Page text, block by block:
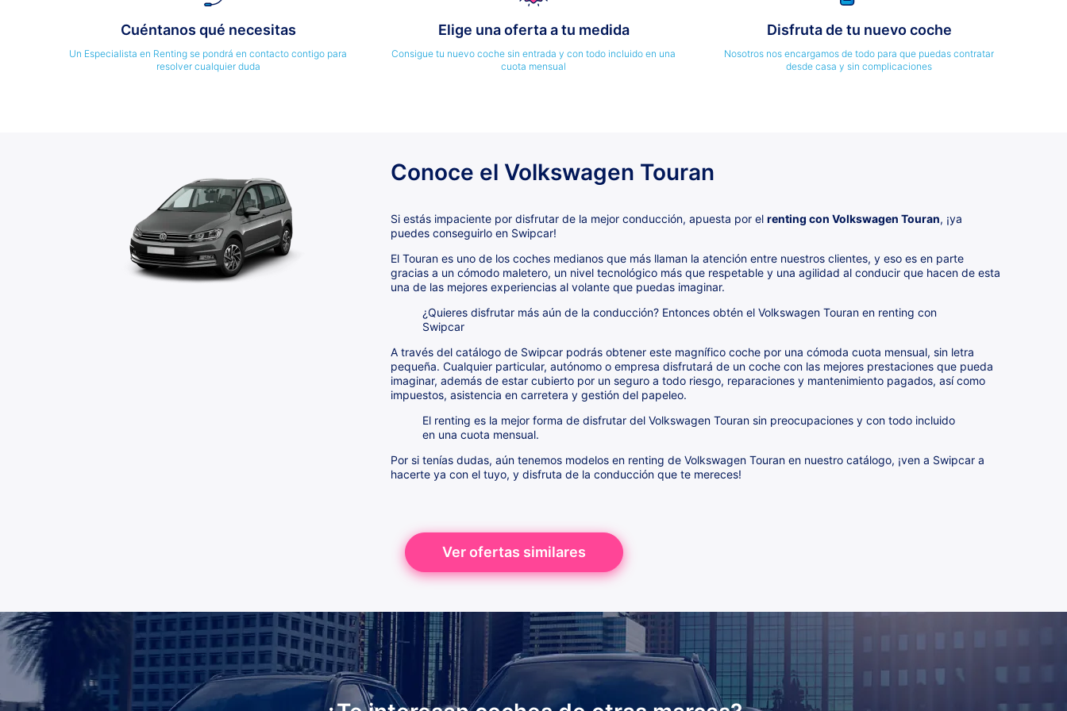
Cuéntanos qué necesitas
Un Especialista en Renting se pondrá en contacto contigo para
resolver cualquier duda
Elige una oferta a tu medida
Consigue tu nuevo coche sin entrada y con todo incluido en una
cuota mensual
Disfruta de tu nuevo coche
Nosotros nos encargamos de todo para que puedas contratar
desde casa y sin complicaciones
Conoce el Volkswagen Touran
Si estás impaciente por disfrutar de la mejor conducción, apuesta por el renting con Volkswagen Touran, ¡ya
puedes conseguirlo en Swipcar!
El Touran es uno de los coches medianos que más llaman la atención entre nuestros clientes, y eso es en parte
gracias a un cómodo maletero, un nivel tecnológico más que respetable y una agilidad al conducir que hacen de esta
una de las mejores experiencias al volante que puedas imaginar.
¿Quieres disfrutar más aún de la conducción? Entonces obtén el Volkswagen Touran en renting con
Swipcar
A través del catálogo de Swipcar podrás obtener este magnífico coche por una cómoda cuota mensual, sin letra
pequeña. Cualquier particular, autónomo o empresa disfrutará de un coche con las mejores prestaciones que pueda
imaginar, además de estar cubierto por un seguro a todo riesgo, reparaciones y mantenimiento pagados, así como
impuestos, asistencia en carretera y gestión del papeleo.
El renting es la mejor forma de disfrutar del Volkswagen Touran sin preocupaciones y con todo incluido
en una cuota mensual.
Por si tenías dudas, aún tenemos modelos en renting de Volkswagen Touran en nuestro catálogo, ¡ven a Swipcar a
hacerte ya con el tuyo, y disfruta de la conducción que te mereces!
Ver ofertas similares